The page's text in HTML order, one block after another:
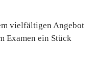
vielfältigen Angebot
Examen ein Stück